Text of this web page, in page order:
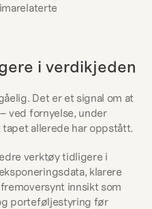
i verdikjeden
Det er et signal om at
ved fornyelse, under
allerede har oppstått.
verktøy tidligere i
klarere
innsikt som
porteføljestyring før